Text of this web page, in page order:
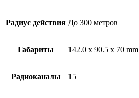
Радиус действия До 300 метров
Габариты 142.0 x 90.5 x 70 mm
Радиоканалы 15